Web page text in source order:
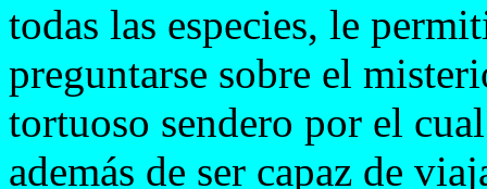
todas las especies, le
preguntarse sobre el
tortuoso sendero por el
además de ser capaz de